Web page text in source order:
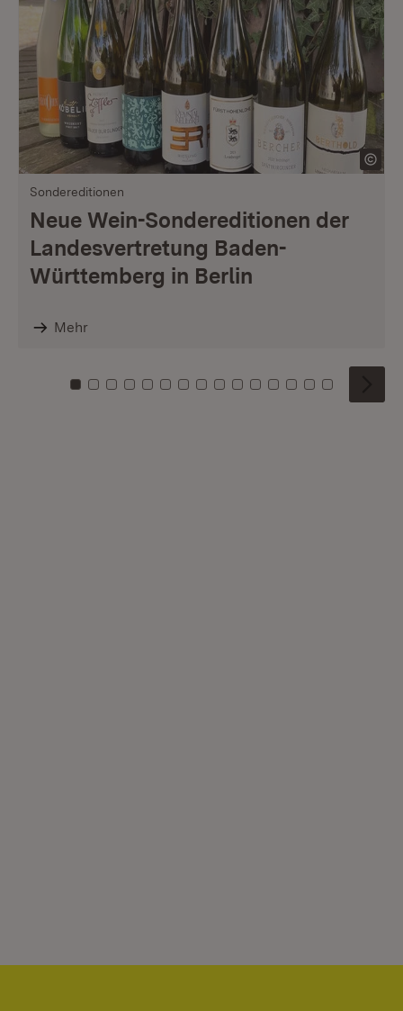
Sondereditionen
Neue Wein-Sondereditionen der
Landesvertretung Baden-
Württemberg in Berlin
Mehr
Zu Kachel: 0
Zu Kachel: 1
Zu Kachel: 2
Zu Kachel: 3
Zu Kachel: 4
Zu Kachel: 5
Zu Kachel: 6
Zu Kachel: 7
Zu Kachel: 8
Zu Kachel: 9
Zu Kachel: 10
Zu Kachel: 11
Zu Kachel: 12
Zu Kachel:
Zu